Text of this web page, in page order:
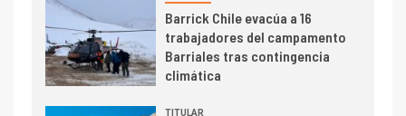
I+D
BHP proyecta producción de
cobre cercana a 2 millones de
toneladas tras récord en
Barrick Chile evacúa a 16
trabajadores del campamento
Barriales tras contingencia
climática
TITULAR